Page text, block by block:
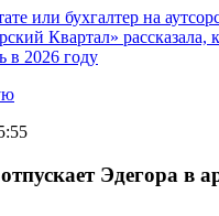
или бухгалтер на
Квартал» рассказала,
в 2026 году
Эдегора в